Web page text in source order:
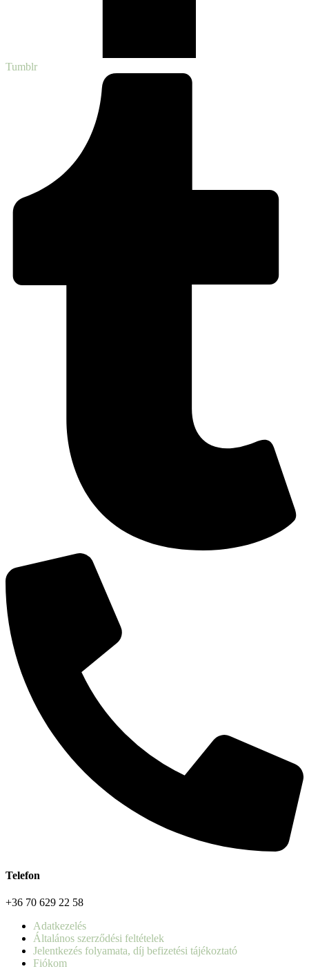
Tumblr
Telefon
+36 70 629 22 58
Adatkezelés
Általános szerződési feltételek
Jelentkezés folyamata, díj befizetési tájékoztató
Fiókom